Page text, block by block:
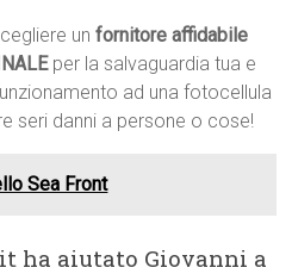
unfornitore affidabile
per la salvaguardia tua e
ad una fotocellula
seri danni a persone o cose!
Sea Front
ha aiutato Giovanni a